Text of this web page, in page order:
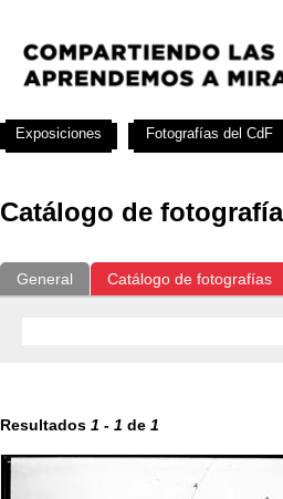
Catálogo de
General Catálogo de fotografías
Resultados 1 - 1 de 1
Exposiciones Fotografías del CdF